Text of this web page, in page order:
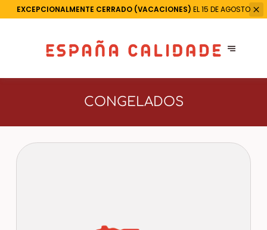
EXCEPCIONALMENTE CERRADO (VACACIONES) EL 15 DE AGOSTO
CONGELADOS